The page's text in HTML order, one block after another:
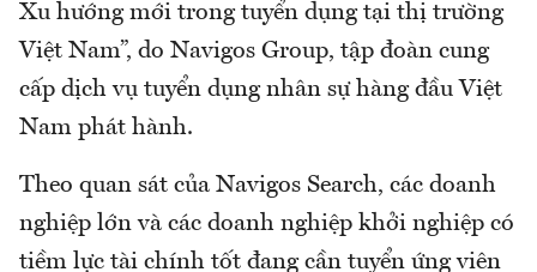
Xu hướng mới trong tuyển dụng tại thị trường
Việt Nam”, do Navigos Group, tập đoàn cung
cấp dịch vụ tuyển dụng nhân sự hàng đầu Việt
Nam phát hành.
Theo quan sát của Navigos Search, các doanh
nghiệp lớn và các doanh nghiệp khởi nghiệp có
tiềm lực tài chính tốt đang cần tuyển ứng viên